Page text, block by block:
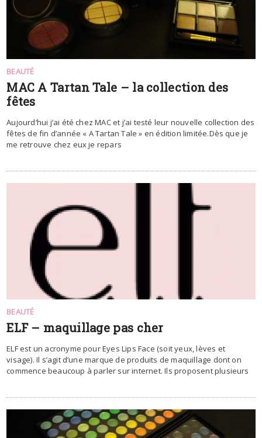
BEAUTÉ
MAC A Tartan Tale – la collection des
fêtes
Aujourd’hui j’ai été chez MAC et j’ai testé leur nouvelle collection des
fêtes de fin d’année « A Tartan Tale » en édition limitée.Dès que je
me retrouve chez eux je repars
BEAUTÉ
ELF – maquillage pas cher
ELF est un acronyme pour Eyes Lips Face (soit yeux, lèves et
visage). Il s’agit d’une marque de produits de maquillage dont on
commence beaucoup à parler sur internet. Ils proposent plusieurs